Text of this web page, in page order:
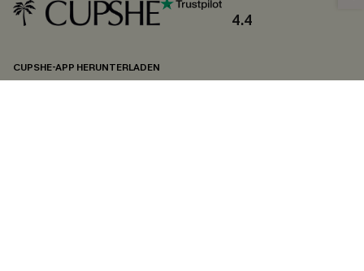
4.4
CUPSHE-APP HERUNTERLADEN